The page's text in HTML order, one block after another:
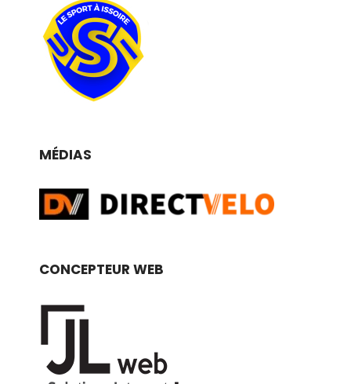
MÉDIAS
CONCEPTEUR WEB